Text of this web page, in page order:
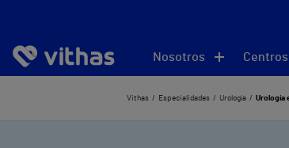
Nosotros Centros
Vithas Especialidades Urología Urología